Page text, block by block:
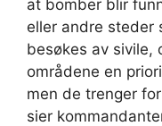
at bomber blir
eller andre steder
besøkes av sivile,
områdene en
men de trenger
sier